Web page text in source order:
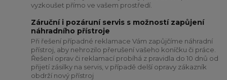
vyzkoušet přímo ve vašem prostředí.
Záruční i pozáruní servis s možností zapůjení
náhradního přístroje
Při řešení případné reklamace Vám zapůjčíme náhradní
přístroj, aby nehrozilo přerušení vašeho koníčku či práce.
Řešení oprav či reklamací probíhá z pravidla do 10 dnů od
přijetí zásilky na servis, v případě delší opravy zákazník
obdrží nový přístroj